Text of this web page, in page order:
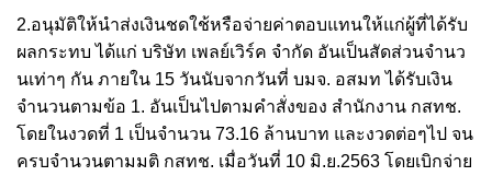
2.อนุมัติให้นำส่งเงินชดใช้หรือจ่ายค่าตอบแทนให้แก่ผู้ที่ได้รับ
ผลกระทบ ได้แก่ บริษัท เพลย์เวิร์ค จำกัด อันเป็นสัดส่วนจำนว
นเท่าๆ กัน ภายใน 15 วันนับจากวันที่ บมจ. อสมท ได้รับเงิน
จำนวนตามข้อ 1. อันเป็นไปตามคำสั่งของ สำนักงาน กสทช.
โดยในงวดที่ 1 เป็นจำนวน 73.16 ล้านบาท และงวดต่อๆไป จน
ครบจำนวนตามมติ กสทช. เมื่อวันที่ 10 มิ.ย.2563 โดยเบิกจ่าย